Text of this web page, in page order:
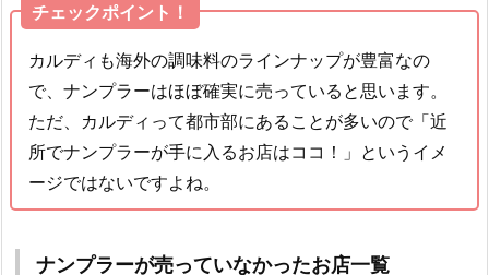
チェックポイント！
カルディも海外の調味料のラインナップが豊富なの
で、ナンプラーはほぼ確実に売っていると思います。
ただ、カルディって都市部にあることが多いので「近
所でナンプラーが手に入るお店はココ！」というイメ
ージではないですよね。
ナンプラーが売っていなかったお店一覧